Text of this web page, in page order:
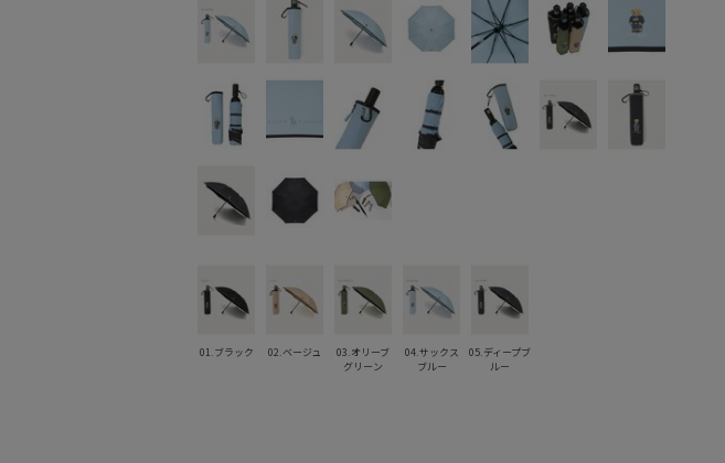
01.ブラック 02.ベージュ
03.オリーブ
グリーン
04.サックス
ブルー
05.ディープブ
ルー